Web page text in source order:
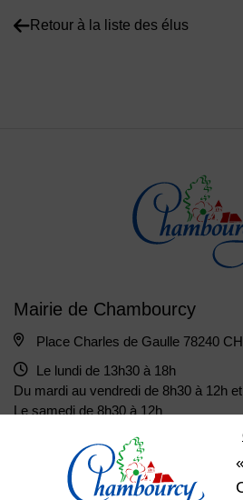
Retour à la liste des élus
Mairie de Chambourcy
Place Charles de Gaulle 78240
Le lundi de 13h30 à 18h
Du mardi au vendredi de 8h30 à 12h
Le samedi de 8h30 à 12h
01 39 22 31 31